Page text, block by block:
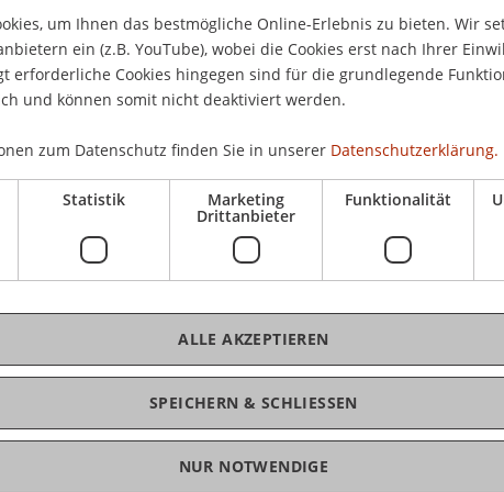
Organisationsherrschaft als eigenständige Form
um Ihnen das bestmögliche Online-Erlebnis zu bieten. Wir
ein (z.B. YouTube), wobei die Cookies erst nach Ihrer
erforderliche Cookies hingegen sind für die grundlegende
und können somit nicht deaktiviert werden.
zum Datenschutz finden Sie in unserer Datenschutzerklärung.
Statistik Marketing
Drittanbieter
Funktionalität
SPEICHERN & SCHLIESSEN
ALLE AKZEPTIEREN
NUR NOTWENDIGE